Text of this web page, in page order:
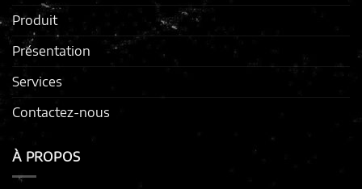
Produit
Présentation
Services
Contactez-nous
À PROPOS